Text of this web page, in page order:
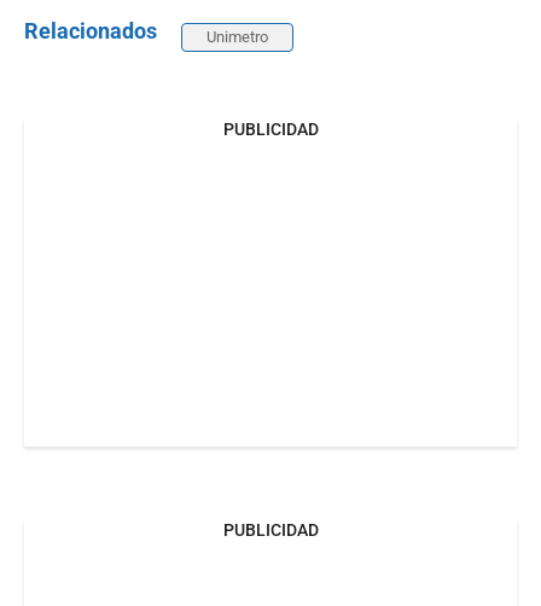
Relacionados Unimetro
PUBLICIDAD
PUBLICIDAD